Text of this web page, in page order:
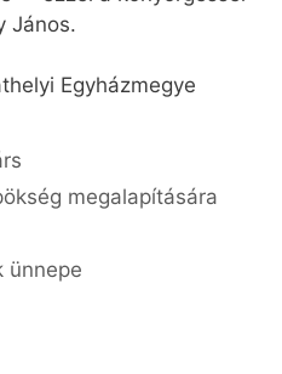
János.
Egyházmegye
megalapítására
ünnepe